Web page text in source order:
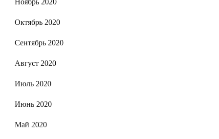
Октябрь 2020
Сентябрь 2020
Август 2020
Июль 2020
Июнь 2020
Май 2020